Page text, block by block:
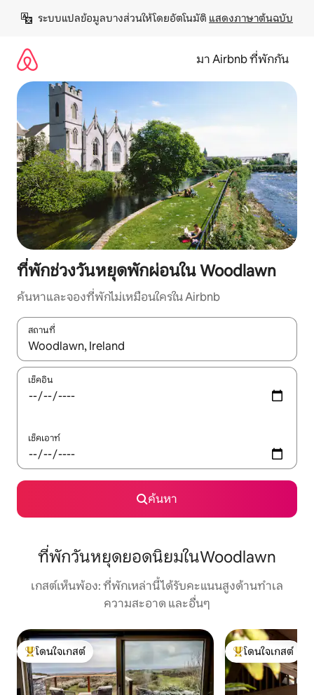
เนื้อหา
ระบบแปลข้อมูลบางส่วนให้โดยอัตโนมัติ แสดงภาษาต้นฉบับ
มา Airbnb ที่พักกัน
ที่พักช่วงวันหยุดพักผ่อนใน Woodlawn
ค้นหาและจองที่พักไม่เหมือนใครใน Airbnb
สถานที่
ใช้ลูกศรขึ้นลง หรือใช้การสัมผัสหรือปัด เพื่อสำรวจผลการค้นหา
เช็คอิน
เช็คเอาท์
ค้นหา
ที่พักวันหยุดยอดนิยมในWoodlawn
เกสต์เห็นพ้อง: ที่พักเหล่านี้ได้รับคะแนนสูงด้านทำเล
ความสะอาด และอื่นๆ
โดนใจเกสต์ที่สุด
โดนใจเกสต์
โดนใจเกสต์ที่สุด
โดนใจเกสต์